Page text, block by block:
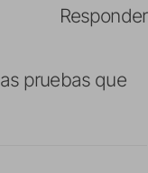
pruebas que
Responder